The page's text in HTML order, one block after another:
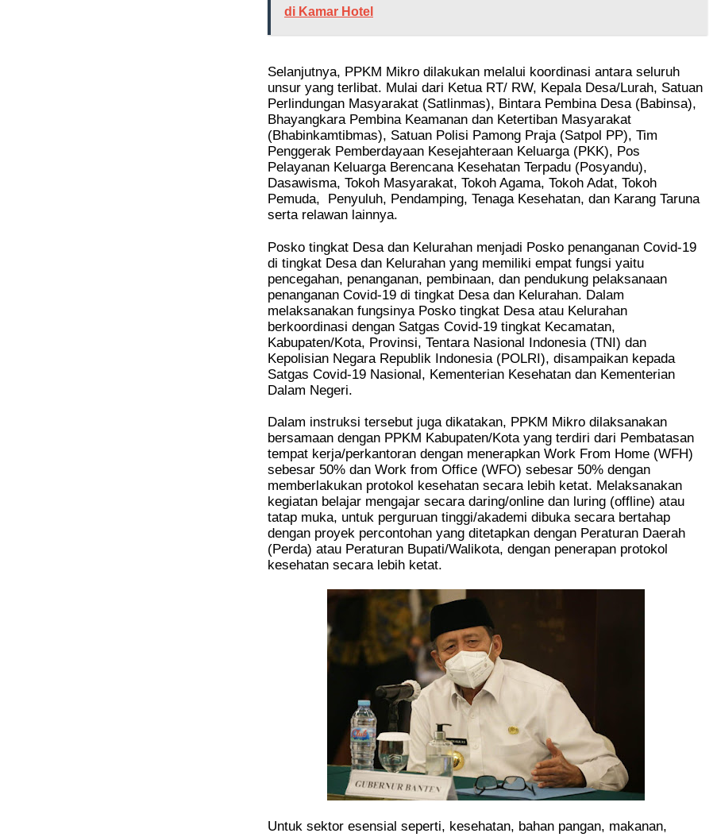
di Kamar Hotel
Selanjutnya, PPKM Mikro dilakukan melalui koordinasi antara seluruh
unsur yang terlibat. Mulai dari Ketua RT/ RW, Kepala Desa/Lurah, Satuan
Perlindungan Masyarakat (Satlinmas), Bintara Pembina Desa (Babinsa),
Bhayangkara Pembina Keamanan dan Ketertiban Masyarakat
(Bhabinkamtibmas), Satuan Polisi Pamong Praja (Satpol PP), Tim
Penggerak Pemberdayaan Kesejahteraan Keluarga (PKK), Pos
Pelayanan Keluarga Berencana Kesehatan Terpadu (Posyandu),
Dasawisma, Tokoh Masyarakat, Tokoh Agama, Tokoh Adat, Tokoh
Pemuda,
Penyuluh, Pendamping, Tenaga Kesehatan, dan Karang Taruna
serta relawan lainnya.
Posko tingkat Desa dan Kelurahan menjadi Posko penanganan Covid-19
di tingkat Desa dan Kelurahan yang memiliki empat fungsi yaitu
pencegahan, penanganan, pembinaan, dan pendukung pelaksanaan
penanganan Covid-19 di tingkat Desa dan Kelurahan. Dalam
melaksanakan fungsinya Posko tingkat Desa atau Kelurahan
berkoordinasi dengan Satgas Covid-19 tingkat Kecamatan,
Kabupaten/Kota, Provinsi, Tentara Nasional Indonesia (TNI) dan
Kepolisian Negara Republik Indonesia (POLRI), disampaikan kepada
Satgas Covid-19 Nasional, Kementerian Kesehatan dan Kementerian
Dalam Negeri.
Dalam instruksi tersebut juga dikatakan, PPKM Mikro dilaksanakan
bersamaan dengan PPKM Kabupaten/Kota yang terdiri dari Pembatasan
tempat kerja/perkantoran dengan menerapkan Work From Home (WFH)
sebesar 50% dan Work from Office (WFO) sebesar 50% dengan
memberlakukan protokol kesehatan secara lebih ketat. Melaksanakan
kegiatan belajar mengajar secara daring/online dan luring (offline) atau
tatap muka, untuk perguruan tinggi/akademi dibuka secara bertahap
dengan proyek percontohan yang ditetapkan dengan Peraturan Daerah
(Perda) atau Peraturan Bupati/Walikota, dengan penerapan protokol
kesehatan secara lebih ketat.
Untuk sektor esensial seperti, kesehatan, bahan pangan, makanan,